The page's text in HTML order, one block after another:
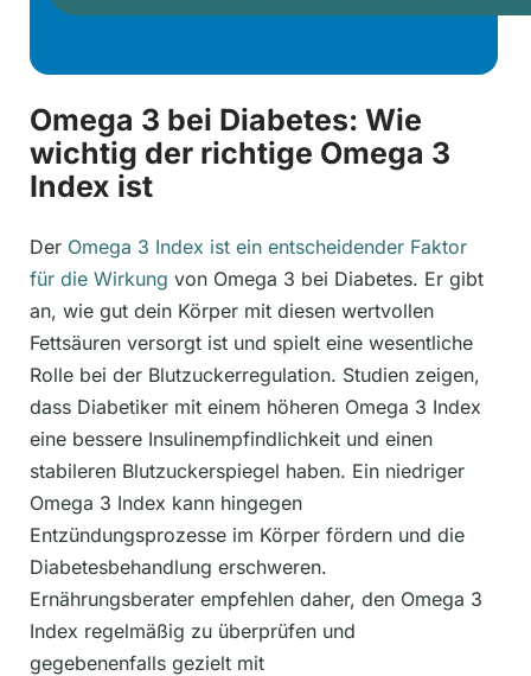
Omega 3 bei Diabetes: Wie
wichtig der richtige Omega 3
Index ist
Der Omega 3 Index ist ein entscheidender Faktor
für die Wirkung von Omega 3 bei Diabetes. Er gibt
an, wie gut dein Körper mit diesen wertvollen
Fettsäuren versorgt ist und spielt eine wesentliche
Rolle bei der Blutzuckerregulation. Studien zeigen,
dass Diabetiker mit einem höheren Omega 3 Index
eine bessere Insulinempfindlichkeit und einen
stabileren Blutzuckerspiegel haben. Ein niedriger
Omega 3 Index kann hingegen
Entzündungsprozesse im Körper fördern und die
Diabetesbehandlung erschweren.
Ernährungsberater empfehlen daher, den Omega 3
Index regelmäßig zu überprüfen und
gegebenenfalls gezielt mit